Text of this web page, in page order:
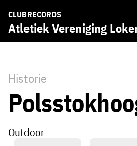
CLUBRECORDS
Atletiek Vereniging
Historie
Outdoor